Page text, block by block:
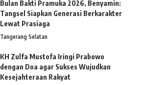
Bulan Bakti Pramuka 2026, Benyamin:
Tangsel Siapkan Generasi Berkarakter
Lewat Prasiaga
Tangerang Selatan
KH Zulfa Mustofa Iringi Prabowo
dengan Doa agar Sukses Wujudkan
Kesejahteraan Rakyat